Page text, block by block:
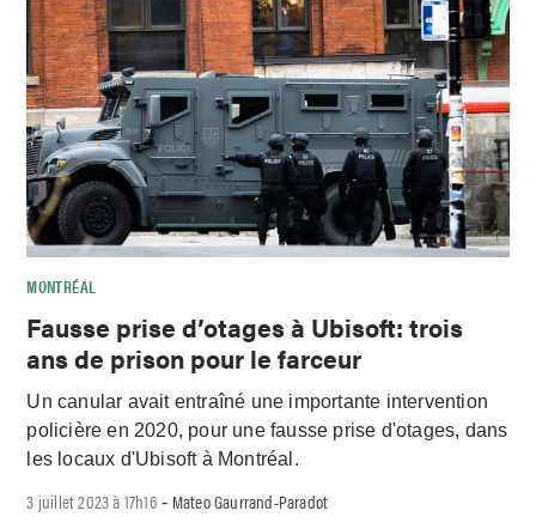
MONTRÉAL
Fausse prise d’otages à Ubisoft: trois
ans de prison pour le farceur
Un canular avait entraîné une importante intervention
policière en 2020, pour une fausse prise d'otages, dans
les locaux d'Ubisoft à Montréal.
3 juillet 2023 à 17h16- Mateo Gaurrand-Paradot